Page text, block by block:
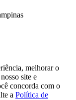
melhorar o
site e
concorda com o
a Política de